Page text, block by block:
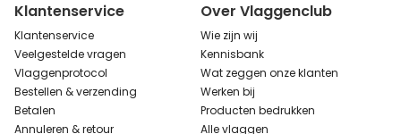
Klantenservice
Klantenservice
Veelgestelde vragen
Vlaggenprotocol
Bestellen & verzending
Betalen
Annuleren & retour
Over Vlaggenclub
Wie zijn wij
Kennisbank
Wat zeggen onze klanten
Werken bij
Producten bedrukken
Alle vlaggen